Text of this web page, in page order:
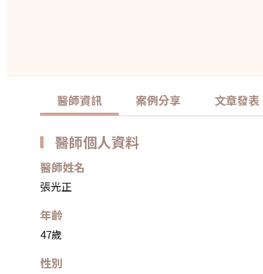
醫師資訊 案例分享 文章發表
醫師個人資料
醫師姓名
張光正
年齡
47歲
性別